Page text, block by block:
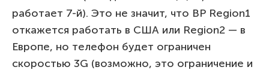
работает 7-й). Это не значит, что BP Region1
откажется работать в США или Region2 — в
Европе, но телефон будет ограничен
скоростью 3G (возможно, это ограничение и